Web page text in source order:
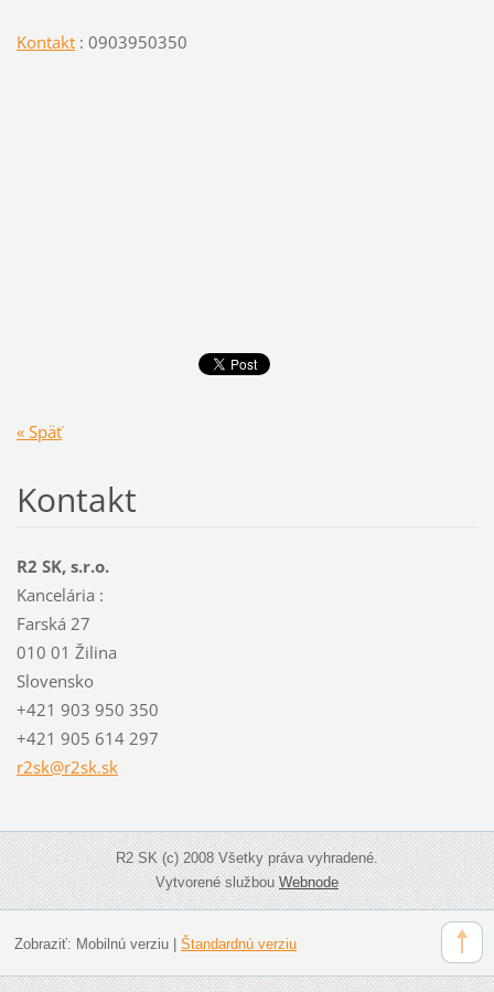
Kontakt: 0903950350
« Späť
Kontakt
R2 SK, s.r.o.
Kancelária :
Farská 27
010 01 Žilina
Slovensko
+421 903 950 350
+421 905 614 297
r2sk@r2sk.sk
R2 SK (c) 2008 Všetky práva vyhradené.
Vytvorené službouWebnode
Zobraziť: Mobilnú verziu| Štandardnú verziu